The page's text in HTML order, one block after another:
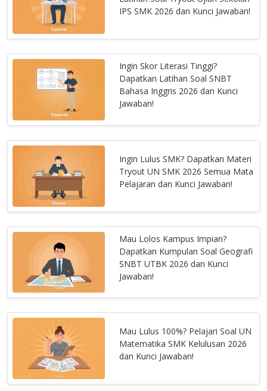
IPS SMK 2026 dan Kunci Jawaban!
Ingin Skor Literasi Tinggi?
Dapatkan Latihan Soal SNBT
Bahasa Inggris 2026 dan Kunci
Jawaban!
Ingin Lulus SMK? Dapatkan Materi
Tryout UN SMK 2026 Semua Mata
Pelajaran dan Kunci Jawaban!
Mau Lolos Kampus Impian?
Dapatkan Kumpulan Soal Geografi
SNBT UTBK 2026 dan Kunci
Jawaban!
Mau Lulus 100%? Pelajari Soal UN
Matematika SMK Kelulusan 2026
dan Kunci Jawaban!